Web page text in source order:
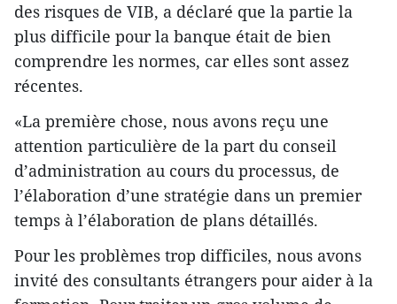
des risques de VIB, a déclaré que la partie la
plus difficile pour la banque était de bien
comprendre les normes, car elles sont assez
récentes.
«La première chose, nous avons reçu une
attention particulière de la part du conseil
d’administration au cours du processus, de
l’élaboration d’une stratégie dans un premier
temps à l’élaboration de plans détaillés.
Pour les problèmes trop difficiles, nous avons
invité des consultants étrangers pour aider à la